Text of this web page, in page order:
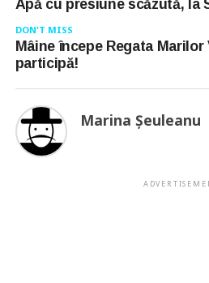
Apă cu presiune scăzută, la
DON'T MISS
Mâine începe Regata
participă!
Marina Şeuleanu